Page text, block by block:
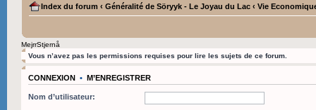
Index du forum ‹ Généralité de Söryyk - Le Joyau du Lac ‹ Vie
MejrrStjernå
Vous n’avez pas les permissions requises pour lire les sujets de ce forum.
CONNEXION • M’ENREGISTRER
Nom d’utilisateur: